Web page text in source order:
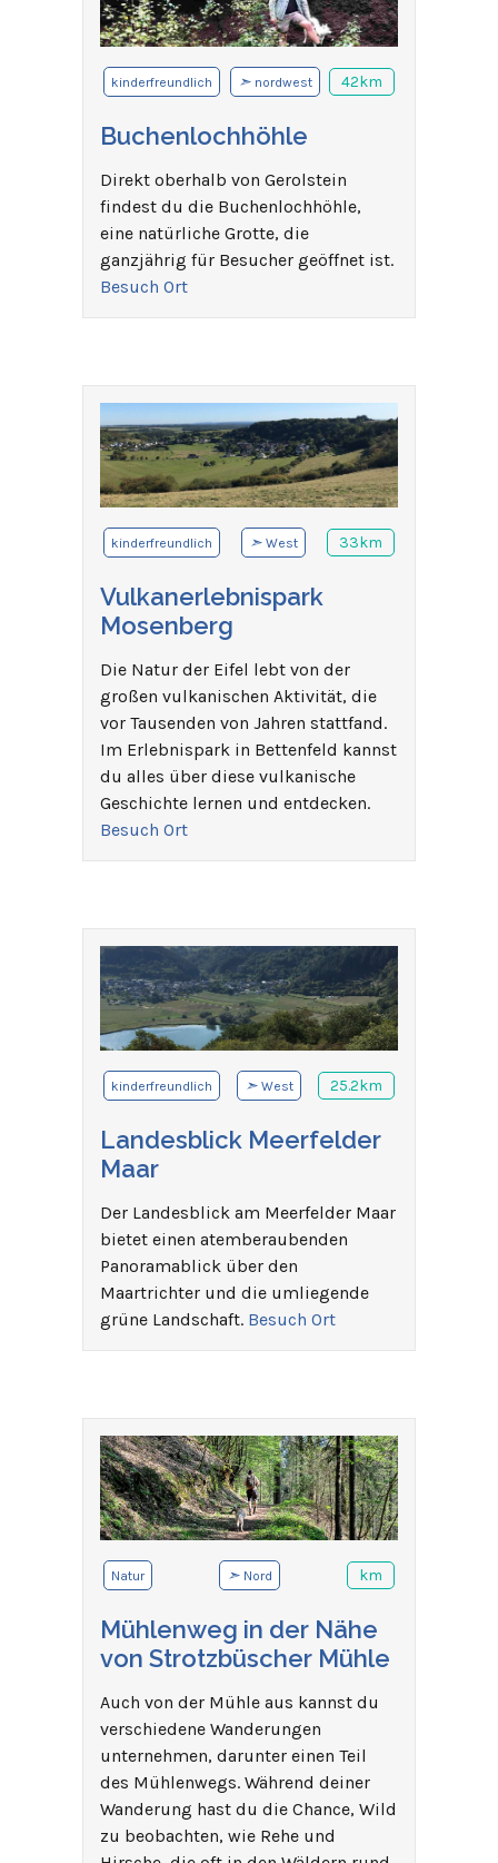
kinderfreundlich ➣ nordwest 42km
Buchenlochhöhle
Direkt oberhalb von Gerolstein
findest du die Buchenlochhöhle,
eine natürliche Grotte, die
ganzjährig für Besucher geöffnet ist.
Besuch Ort
kinderfreundlich ➣ West 33km
Vulkanerlebnispark
Mosenberg
Die Natur der Eifel lebt von der
großen vulkanischen Aktivität, die
vor Tausenden von Jahren stattfand.
Im Erlebnispark in Bettenfeld kannst
du alles über diese vulkanische
Geschichte lernen und entdecken.
Besuch Ort
kinderfreundlich ➣ West 25.2km
Landesblick Meerfelder
Maar
Der Landesblick am Meerfelder Maar
bietet einen atemberaubenden
Panoramablick über den
Maartrichter und die umliegende
grüne Landschaft. Besuch Ort
Natur ➣ Nord km
Mühlenweg in der Nähe
von Strotzbüscher Mühle
Auch von der Mühle aus kannst du
verschiedene Wanderungen
unternehmen, darunter einen Teil
des Mühlenwegs. Während deiner
Wanderung hast du die Chance, Wild
zu beobachten, wie Rehe und